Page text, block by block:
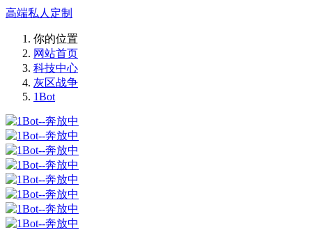
高端私人定制
你的位置
网站首页
科技中心
灰区战争
1Bot